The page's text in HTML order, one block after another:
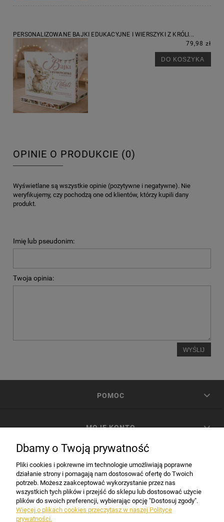
PERSONALIZOWANE BAJKI EDUKACYJNE I WIERSZYKI Z KRÓLI...
79,98 zł
DO KOSZYKA
OPINIE O PRODUKCIE (0)
Wyświetlane są wszystkie opinie (pozytywne i negatywne). Nie
weryfikujemy, czy pochodzą one od klientów, którzy kupili dany
produkt.
Imię lub pseudonim:
Twoja opinia:
WYŚLIJ
POMOC
MOJE KONTO
INFORMACJE
Dbamy o Twoją prywatność
Pliki cookies i pokrewne im technologie umożliwiają poprawne
działanie strony i pomagają nam dostosować ofertę do Twoich
potrzeb. Możesz zaakceptować wykorzystanie przez nas
wszystkich tych plików i przejść do sklepu lub dostosować użycie
plików do swoich preferencji, wybierając opcję "Dostosuj zgody".
Więcej o plikach cookies przeczytasz w naszej Polityce
prywatności.